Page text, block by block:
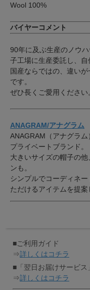
Wool 100%
バイヤーコメント
90年に及ぶ生産のノウ
子工場に生産委託し、自
国産ならではの、違い
です。
ぜひ長くご愛用ください
ANAGRAM/アナグラム
ANAGRAM（アナグラ
プライベートブランド。
大きいサイズの帽子の
ンも。
シンプルでコーディネ
ただけるアイテムを提案
■ご利用ガイド
⇒詳しくはコチラ
■「翌日お届けサービス
⇒詳しくはコチラ